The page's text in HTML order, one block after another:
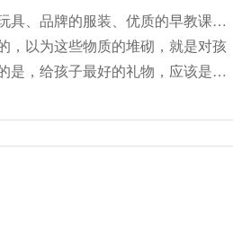
具、品牌的服装、优质的早教课…
，以为这些物质的堆砌，就是对孩
是，给孩子最好的礼物，应该是帮